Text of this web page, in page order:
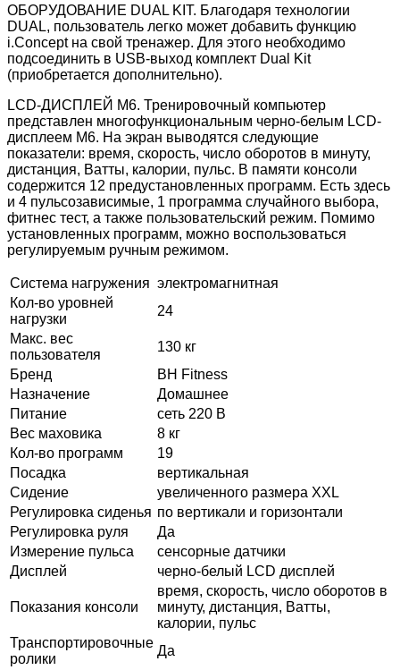
ОБОРУДОВАНИЕ DUAL KIT. Благодаря технологии
DUAL, пользователь легко может добавить функцию
i.Concept на свой тренажер. Для этого необходимо
подсоединить в USB-выход комплект Dual Kit
(приобретается дополнительно).
LCD-ДИСПЛЕЙ M6. Тренировочный компьютер
представлен многофункциональным черно-белым LCD-
дисплеем M6. На экран выводятся следующие
показатели: время, скорость, число оборотов в минуту,
дистанция, Ватты, калории, пульс. В памяти консоли
содержится 12 предустановленных программ. Есть здесь
и 4 пульсозависимые, 1 программа случайного выбора,
фитнес тест, а также пользовательский режим. Помимо
установленных программ, можно воспользоваться
регулируемым ручным режимом.
Система нагружения электромагнитная
Кол-во уровней
нагрузки
24
Макс. вес
пользователя
130 кг
Бренд
BH Fitness
Назначение
Домашнее
Питание
сеть 220 В
Вес маховика
8 кг
Кол-во программ
19
Посадка
вертикальная
Сидение
увеличенного размера XXL
Регулировка сиденья по вертикали и горизонтали
Регулировка руля
Да
Измерение пульса
сенсорные датчики
Дисплей
черно-белый LCD дисплей
Показания консоли
время, скорость, число оборотов в
минуту, дистанция, Ватты,
калории, пульс
Транспортировочные
ролики
Да